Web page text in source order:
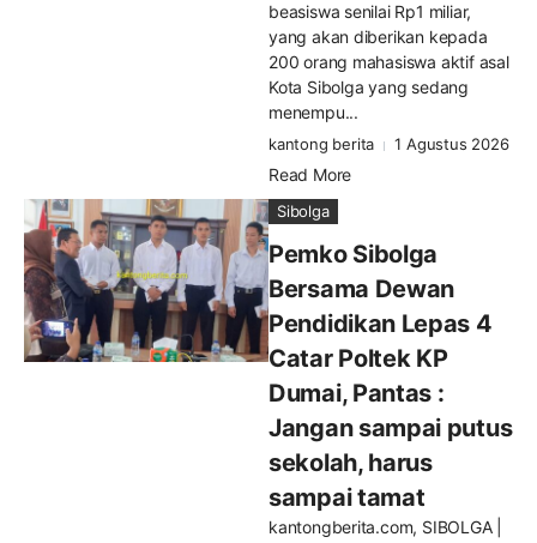
beasiswa senilai Rp1 miliar,
yang akan diberikan kepada
200 orang mahasiswa aktif asal
Kota Sibolga yang sedang
menempu...
kantong berita 1 Agustus 2026
Read More
Sibolga
Pemko Sibolga
Bersama Dewan
Pendidikan Lepas 4
Catar Poltek KP
Dumai, Pantas :
Jangan sampai putus
sekolah, harus
sampai tamat
kantongberita.com, SIBOLGA |